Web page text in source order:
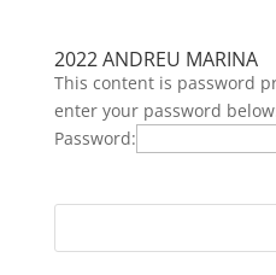
2022 ANDREU MARINA
This content is password
enter your password
Password: